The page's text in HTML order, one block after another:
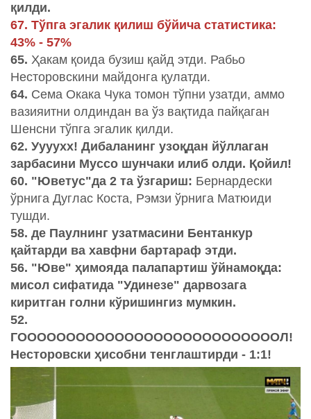
қилди.
67. Тўпга эгалик қилиш бўйича статистика:
43% - 57%
65. Ҳакам қоида бузиш қайд этди. Рабьо
Несторовскини майдонга қулатди.
64. Сема Окака Чука томон тўпни узатди, аммо
вазияитни олдиндан ва ўз вақтида пайқаган
Шенсни тўпга эгалик қилди.
62. Уууухх! Дибаланинг узоқдан йўллаган
зарбасини Муссо шунчаки илиб олди. Қойил!
60. "Юветус"да 2 та ўзгариш: Бернардески
ўрнига Дуглас Коста, Рэмзи ўрнига Матюиди
тушди.
58. де Паулнинг узатмасини Бентанкур
қайтарди ва хавфни бартараф этди.
56. "Юве" ҳимояда палапартиш ўйнамоқда:
мисол сифатида "Удинезе" дарвозага
киритган голни кўришингиз мумкин.
52.
ГОООООООООООООООООООООООООООЛ!
Несторовски ҳисобни тенглаштирди - 1:1!